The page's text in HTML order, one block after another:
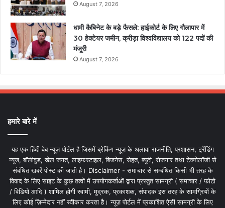
August 7, 2026
धामी कैबिनेट के बड़े फैसले: हाईकोर्ट के लिए गौलापार में
30 हेक्टेयर जमीन, क्रीड़ा विश्वविद्यालय को 122 पदों की
मंजूरी
August 7, 2026
हमारे बारे में
यह एक हिंदी वेब न्यूज़ पोर्टल है जिसमें ब्रेकिंग न्यूज़ के अलावा राजनीति, प्रशासन, ट्रेंडिंग
न्यूज, बॉलीवुड, खेल जगत, लाइफस्टाइल, बिजनेस, सेहत, ब्यूटी, रोजगार तथा टेक्नोलॉजी से
संबंधित खबरें पोस्ट की जाती है। Disclaimer - समाचार से सम्बंधित किसी भी तरह के
विवाद के लिए साइट के कुछ तत्वों में उपयोगकर्ताओं द्वारा प्रस्तुत सामग्री ( समाचार / फोटो
/ विडियो आदि ) शामिल होगी स्वामी, मुद्रक, प्रकाशक, संपादक इस तरह के सामग्रियों के
लिए कोई ज़िम्मेदार नहीं स्वीकार करता है। न्यूज़ पोर्टल में प्रकाशित ऐसी सामग्री के लिए